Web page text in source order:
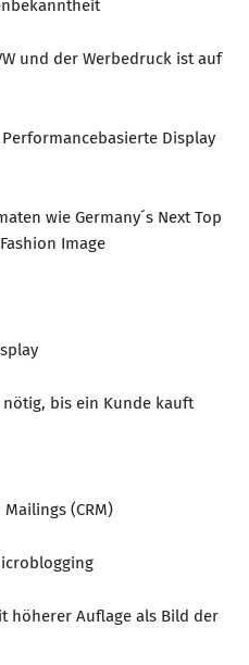
und der Werbedruck ist auf
Display
wie Germany´s Next Top
Image
bis ein Kunde kauft
(CRM)
höherer Auflage als Bild der